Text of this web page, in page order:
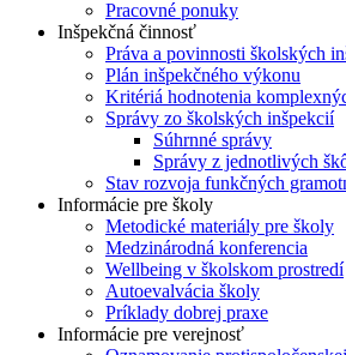
Pracovné ponuky
Inšpekčná činnosť
Práva a povinnosti školských
Plán inšpekčného výkonu
Kritériá hodnotenia
Správy zo školských inšpekcií
Súhrnné správy
Správy z jednotlivých
Stav rozvoja funkčných
Informácie pre školy
Metodické materiály pre školy
Medzinárodná konferencia
Wellbeing v školskom prostredí
Autoevalvácia školy
Príklady dobrej praxe
Informácie pre verejnosť